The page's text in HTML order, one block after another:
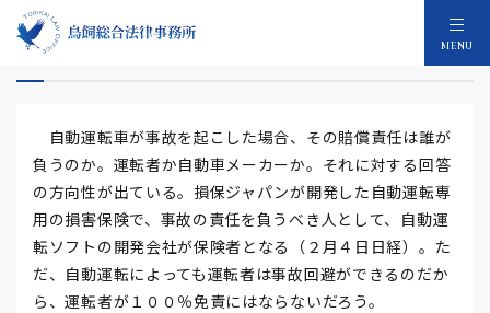
MENU
自動運転の過失
自動運転車が事故を起こした場合、その賠償責任は誰が
負うのか。運転者か自動車メーカーか。それに対する回答
の方向性が出ている。損保ジャパンが開発した自動運転専
用の損害保険で、事故の責任を負うべき人として、自動運
転ソフトの開発会社が保険者となる（２月４日日経）。た
だ、自動運転によっても運転者は事故回避ができるのだか
ら、運転者が１００％免責にはならないだろう。